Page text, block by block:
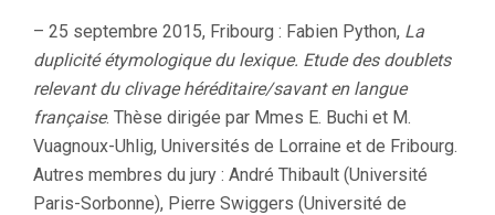
– 25 septembre 2015, Fribourg : Fabien Python, La
duplicité étymologique du lexique. Etude des doublets
relevant du clivage héréditaire/savant en langue
française. Thèse dirigée par Mmes E. Buchi et M.
Vuagnoux-Uhlig, Universités de Lorraine et de Fribourg.
Autres membres du jury : André Thibault (Université
Paris-Sorbonne), Pierre Swiggers (Université de